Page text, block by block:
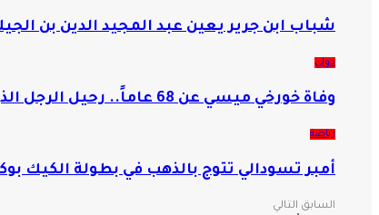
شباب ابن جرير يعين عبد المجيد الدين بن
دولي
وفاة خورخي ميسي عن 68 عاماً.. رحيل الرجل الذي رافق نجله في مسيرته التاريخية
رياضة
أمبر تسودالي تتوج بالذهب في بطولة الكيك
السابق التالي